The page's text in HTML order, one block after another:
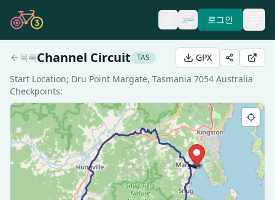
로그인
목록Channel Circuit TAS
GPX
Start Location; Dru Point Margate, Tasmania 7054 Australia
Checkpoints: